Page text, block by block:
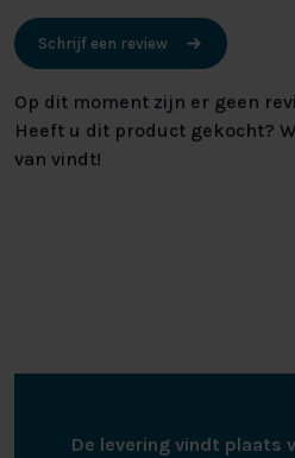
Schrijf een review
Op dit moment zijn er geen
Heeft u dit product gekocht?
van vindt!
De levering vindt plaats